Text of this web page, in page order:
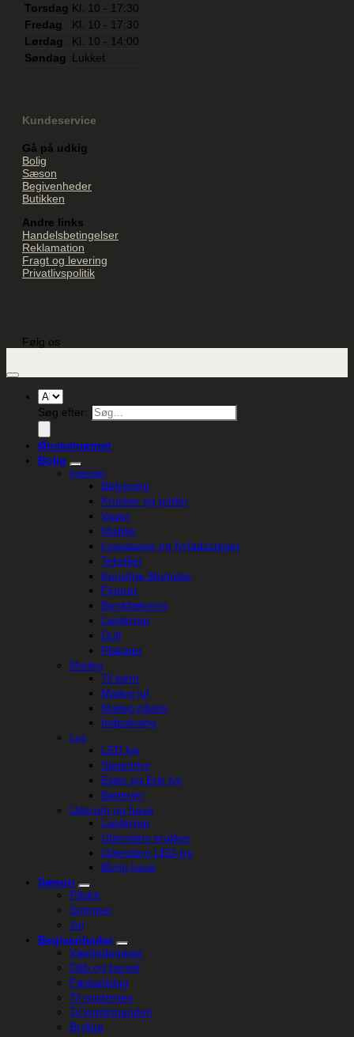
Torsdag Kl. 10 - 17:30
Fredag
Kl. 10 - 17:30
Lørdag
Kl. 10 - 14:00
Søndag
Lukket
Kundeservice
Gå på udkig
Bolig
Sæson
Begivenheder
Butikken
Andre links
Handelsbetingelser
Reklamation
Fragt og levering
Privatlivspolitik
Følg os
Søg efter:
Ønskehjørnet
Bolig
Interiør
Belysning
Krukker og potter
Vaser
Møbler
Lysestager og fyrfadsstager
Tekstiler
Kunstige Blomster
Figurer
Borddækning
Lanterner
Duft
Plakater
Maileg
Til børn
Maileg jul
Maileg påske
Indpakning
Lys
LED lys
Stearinlys
Ester og Erik lys
Batterier
Uderum og have
Lanterner
Udendørs krukker
Udendørs LED-lys
Øvrig have
Sæson
Påske
Sommer
Jul
Begivenheder
Værtindegaver
Dåb og barsel
Fødselsdag
Til studenten
Til konfirmanden
Bryllup